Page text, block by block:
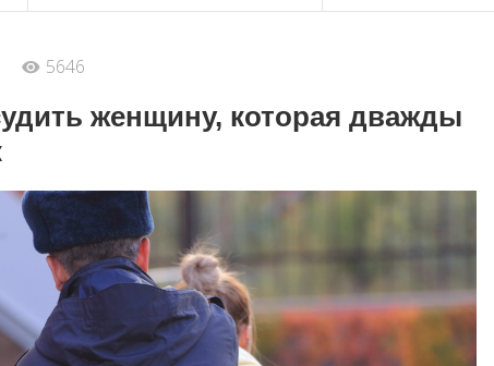
5646
женщину, которая дважды